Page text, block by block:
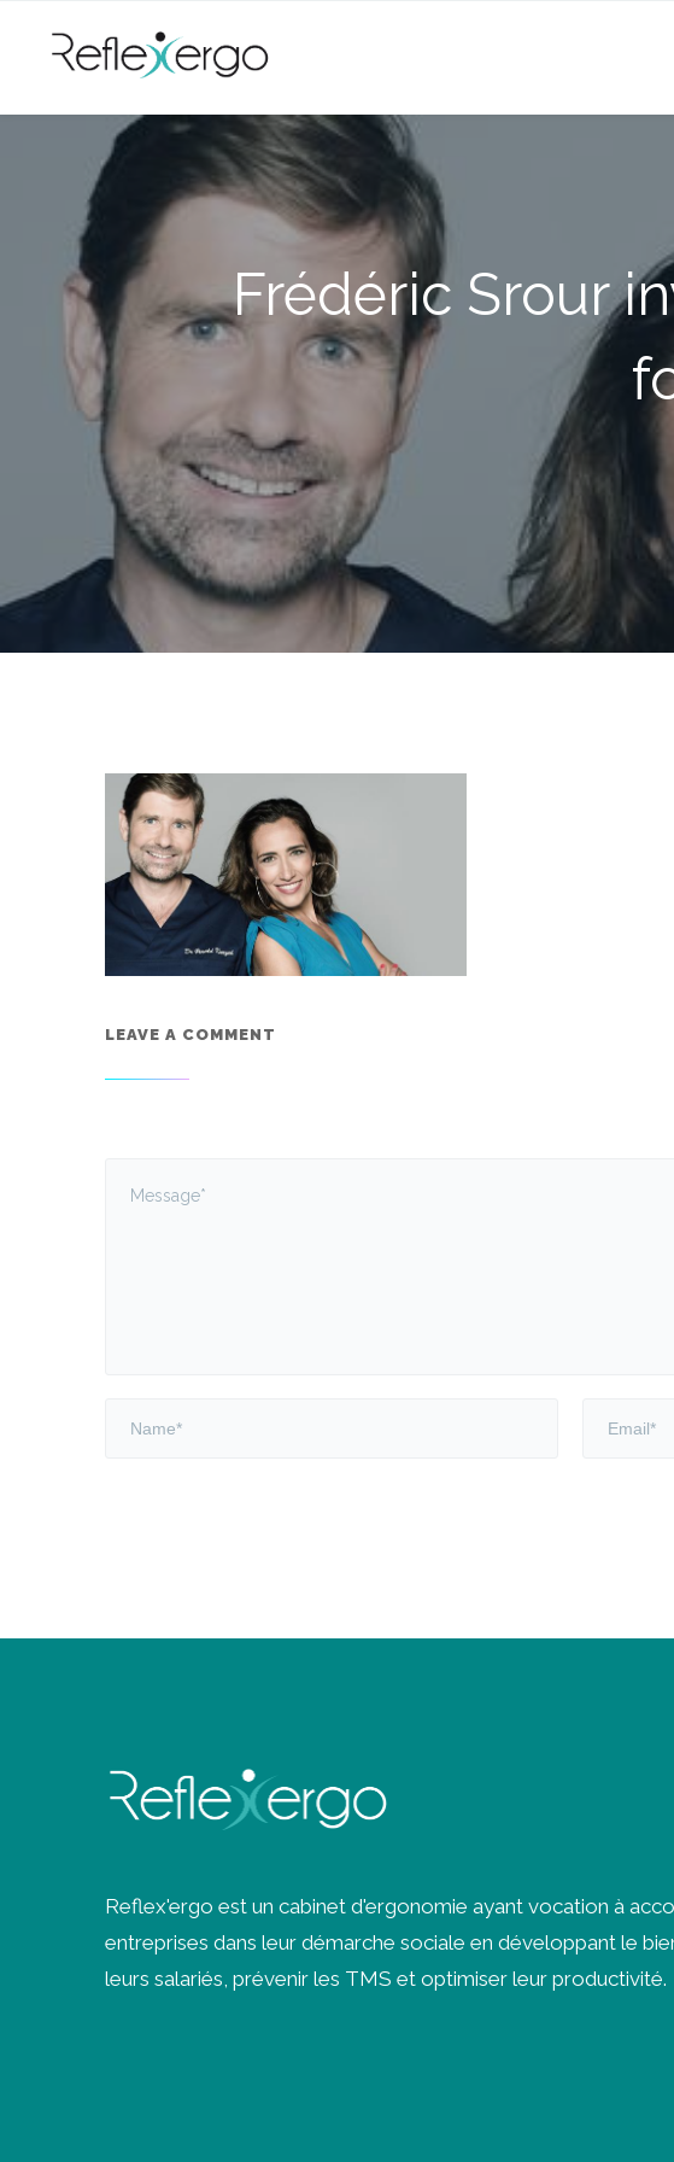
Frédéric Srour
LEAVE A COMMENT
Reflex'ergo est un cabinet d'ergonomie ayant vocation à
entreprises dans leur démarche sociale en développant le
leurs salariés, prévenir les TMS et optimiser leur productivité.